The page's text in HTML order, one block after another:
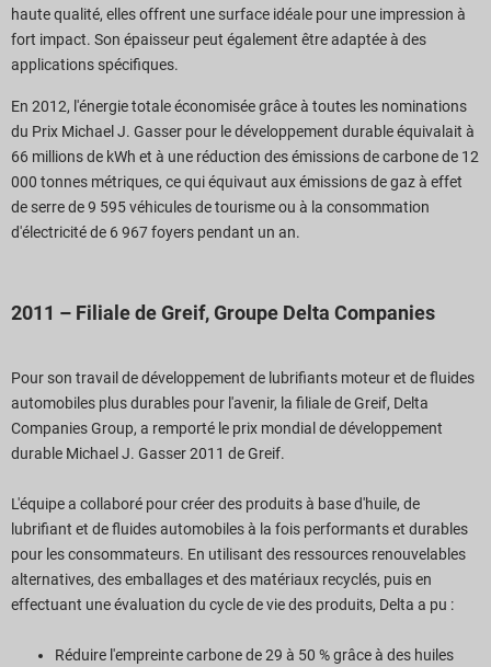
haute qualité, elles offrent une surface idéale pour une impression à
fort impact. Son épaisseur peut également être adaptée à des
applications spécifiques.
En 2012, l'énergie totale économisée grâce à toutes les nominations
du Prix Michael J. Gasser pour le développement durable équivalait à
66 millions de kWh et à une réduction des émissions de carbone de 12
000 tonnes métriques, ce qui équivaut aux émissions de gaz à effet
de serre de 9 595 véhicules de tourisme ou à la consommation
d'électricité de 6 967 foyers pendant un an.
2011 – Filiale de Greif, Groupe Delta Companies
Pour son travail de développement de lubrifiants moteur et de fluides
automobiles plus durables pour l'avenir, la filiale de Greif, Delta
Companies Group, a remporté le prix mondial de développement
durable Michael J. Gasser 2011 de Greif.
L'équipe a collaboré pour créer des produits à base d'huile, de
lubrifiant et de fluides automobiles à la fois performants et durables
pour les consommateurs. En utilisant des ressources renouvelables
alternatives, des emballages et des matériaux recyclés, puis en
effectuant une évaluation du cycle de vie des produits, Delta a pu :
Réduire l'empreinte carbone de 29 à 50 % grâce à des huiles